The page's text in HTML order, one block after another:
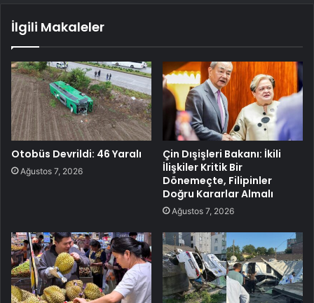
İlgili Makaleler
Otobüs Devrildi: 46 Yaralı
Ağustos 7, 2026
Çin Dışişleri Bakanı: İkili
İlişkiler Kritik Bir
Dönemeçte, Filipinler
Doğru Kararlar Almalı
Ağustos 7, 2026